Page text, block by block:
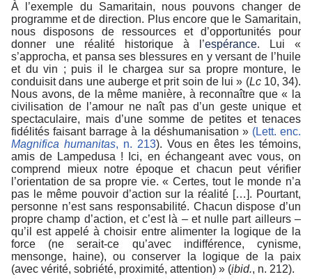
À l’exemple du Samaritain, nous pouvons changer de
programme et de direction. Plus encore que le Samaritain,
nous disposons de ressources et d’opportunités pour
donner une réalité historique à l’espérance. Lui «
s’approcha, et pansa ses blessures en y versant de l’huile
et du vin ; puis il le chargea sur sa propre monture, le
conduisit dans une auberge et prit soin de lui » (Lc10, 34).
Nous avons, de la même manière, à reconnaître que « la
civilisation de l’amour ne naît pas d’un geste unique et
spectaculaire, mais d’une somme de petites et tenaces
fidélités faisant barrage à la déshumanisation » (Lett. enc.
Magnifica humanitas, n. 213). Vous en êtes les témoins,
amis de Lampedusa ! Ici, en échangeant avec vous, on
comprend mieux notre époque et chacun peut vérifier
l’orientation de sa propre vie. « Certes, tout le monde n’a
pas le même pouvoir d’action sur la réalité […]. Pourtant,
personne n’est sans responsabilité. Chacun dispose d’un
propre champ d’action, et c’est là – et nulle part ailleurs –
qu’il est appelé à choisir entre alimenter la logique de la
force (ne serait-ce qu’avec indifférence, cynisme,
mensonge, haine), ou conserver la logique de la paix
(avec vérité, sobriété, proximité, attention) » (ibid., n. 212).